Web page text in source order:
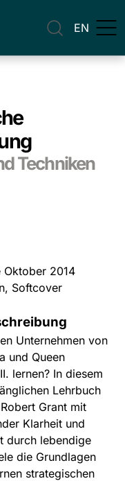
EN
Techniken
Oktober 2014
Softcover
Unternehmen von
und Queen
lernen? In diesem
Lehrbuch
Grant mit
Klarheit und
durch lebendige
die Grundlagen
strategischen